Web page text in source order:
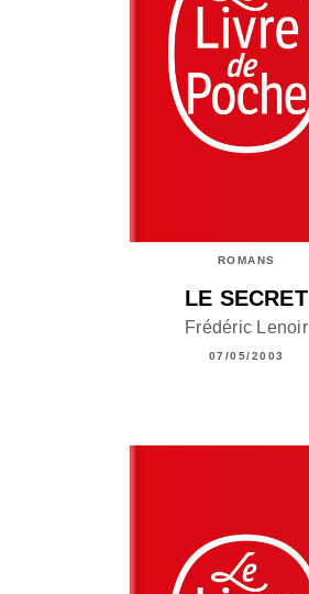
ROMANS
LE SECRET
Frédéric Lenoir
07/05/2003